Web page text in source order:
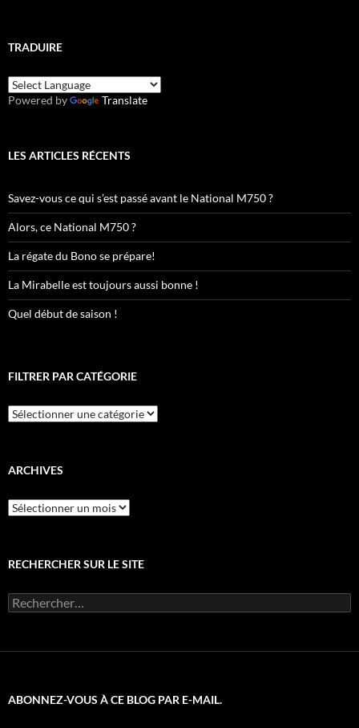
TRADUIRE
Powered by Translate
LES ARTICLES RÉCENTS
Savez-vous ce qui s’est passé avant le National M750 ?
Alors, ce National M750 ?
La régate du Bono se prépare!
La Mirabelle est toujours aussi bonne !
Quel début de saison !
FILTRER PAR CATÉGORIE
Filtrer
par
ARCHIVES
Archives
RECHERCHER SUR LE SITE
Rechercher :
ABONNEZ-VOUS À CE BLOG PAR E-MAIL.